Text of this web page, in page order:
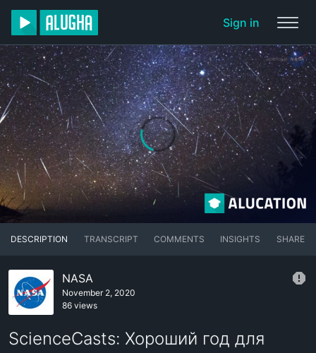
Sign in
DESCRIPTION TRANSCRIPT COMMENTS INSIGHTS SHARE
NASA
November 2, 2020
86 views
ScienceCasts: Хороший год для